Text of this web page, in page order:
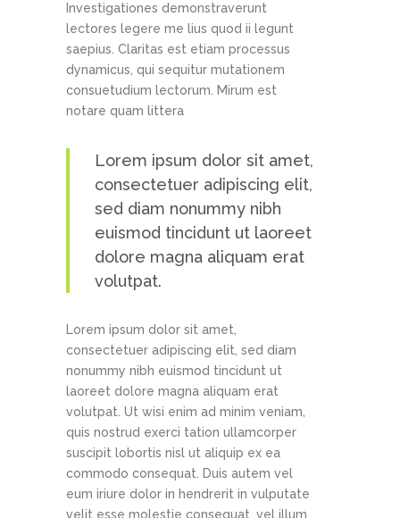
Investigationes demonstraverunt
lectores legere me lius quod ii legunt
saepius. Claritas est etiam processus
dynamicus, qui sequitur mutationem
consuetudium lectorum. Mirum est
notare quam littera
Lorem ipsum dolor sit amet,
consectetuer adipiscing elit,
sed diam nonummy nibh
euismod tincidunt ut laoreet
dolore magna aliquam erat
volutpat.
Lorem ipsum dolor sit amet,
consectetuer adipiscing elit, sed diam
nonummy nibh euismod tincidunt ut
laoreet dolore magna aliquam erat
volutpat. Ut wisi enim ad minim veniam,
quis nostrud exerci tation ullamcorper
suscipit lobortis nisl ut aliquip ex ea
commodo consequat. Duis autem vel
eum iriure dolor in hendrerit in vulputate
velit esse molestie consequat, vel illum